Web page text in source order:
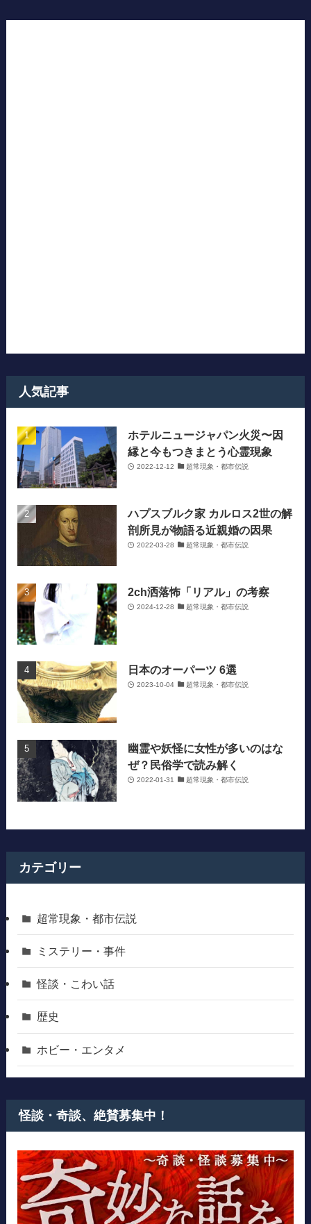
人気記事
ホテルニュージャパン火災〜因
縁と今もつきまとう心霊現象
2022-12-12 超常現象・都市伝説
ハプスブルク家 カルロス2世の解
剖所見が物語る近親婚の因果
2022-03-28 超常現象・都市伝説
2ch洒落怖「リアル」の考察
2024-12-28 超常現象・都市伝説
日本のオーパーツ 6選
2023-10-04 超常現象・都市伝説
幽霊や妖怪に女性が多いのはな
ぜ？民俗学で読み解く
2022-01-31 超常現象・都市伝説
カテゴリー
超常現象・都市伝説
ミステリー・事件
怪談・こわい話
歴史
ホビー・エンタメ
怪談・奇談、絶賛募集中！